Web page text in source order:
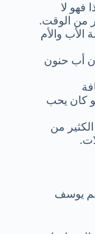
فهو لا
من الوقت.
الأب والأم
أب حنون
كان يحب
من
يوسف